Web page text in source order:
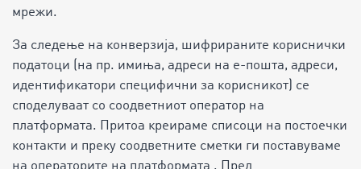
мрежи.
За следење на конверзија, шифрираните кориснички
податоци (на пр. имиња, адреси на е-пошта, адреси,
идентификатори специфични за корисникот) се
споделуваат со соодветниот оператор на
платформата. Притоа креираме списоци на постоечки
контакти и преку соодветните сметки ги поставуваме
на операторите на платформата . Пред